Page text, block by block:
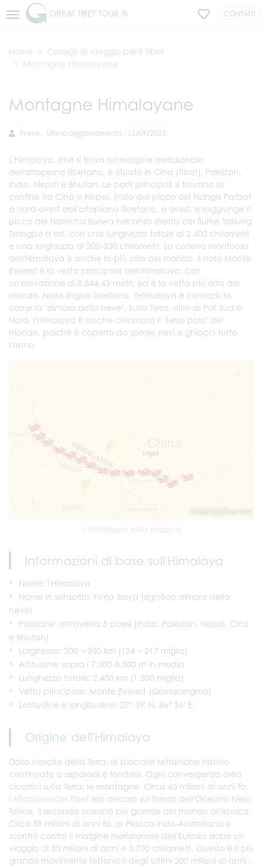
GREAT TIBET TOUR ® CONTATTI
Home
Consigli di Viaggio per il Tibet
Montagne Himalayane
Montagne Himalayane
Freya Ultimo aggiornamento : 12/09/2025
L'Himalaya, che si trova sul margine meridionale
dell'altopiano tibetano, è situato in Cina (Tibet), Pakistan,
India, Nepal e Bhutan. Le parti principali si trovano al
confine tra Cina e Nepal. Inizia dal picco del Nanga Parbat
a nord-ovest dell'altopiano tibetano, a ovest, e raggiunge il
picco del Namcha Barwa nell'ansa stretta del fiume Yarlung
Tsangpo a est, con una lunghezza totale di 2.400 chilometri
e una larghezza di 200-350 chilometri. La catena montuosa
dell'Himalaya è anche la più alta del mondo. Il noto Monte
Everest è la vetta principale dell'Himalaya, con
un'elevazione di 8.844,43 metri, ed è la vetta più alta del
mondo. Nella lingua tibetana, l'Himalaya è conosciuto
come la "dimora della neve". Sulla Terra, oltre ai Poli Sud e
Nord, l'Himalaya è anche chiamato il "terzo polo" del
mondo, poiché è coperto da spesse nevi e ghiacci tutto
l'anno.
L'Himalaya sulla mappa
Informazioni di base sull'Himalaya
Nome: l'Himalaya
Nome in sanscrito: hima ālaya (significa dimora della
neve)
Posizione: attraversa 5 paesi (India, Pakistan, Nepal, Cina
e Bhutan)
Larghezza: 200 ~ 350 km (124 ~ 217 miglia)
Altitudine: sopra i 7.000-8.000 m in media
Lunghezza totale: 2.400 km (1.500 miglia)
Vetta principale: Monte Everest (Qomolangma)
Latitudine e longitudine: 27° 59' N, 86° 56' E.
Origine dell'Himalaya
Dalla nascita della Terra, le placche tettoniche hanno
continuato a separarsi e fondersi. Ogni convergenza crea
cicatrici sulla Terra: le montagne. Circa 65 milioni di anni fa,
l'Altopiano del Tibet era ancora sul fondo dell'Oceano Neo-
Tetide, il secondo oceano più grande del mondo all'epoca.
Circa 59 milioni di anni fa, la Placca Indo-Australiana si
scontrò contro il margine meridionale dell'Eurasia dopo un
viaggio di 30 milioni di anni e 3.700 chilometri. Questo è il più
grande movimento tettonico degli ultimi 200 milioni di anni -